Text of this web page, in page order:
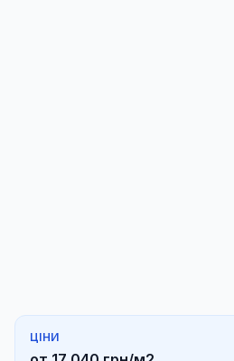
ЦІНИ